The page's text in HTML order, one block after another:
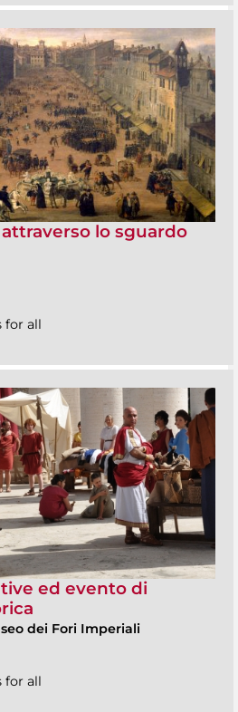
lo sguardo
for all
ed evento di
dei Fori Imperiali
for all